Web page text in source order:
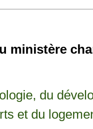
ministère
du
et du